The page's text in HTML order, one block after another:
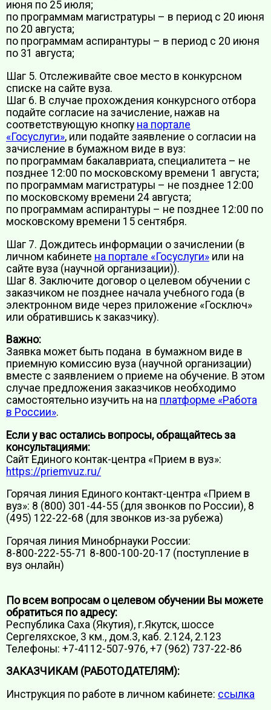
июня по 25 июля;
по программам магистратуры – в период с 20 июня
по 20 августа;
по программам аспирантуры – в период с 20 июня
по 31 августа;
Шаг 5. Отслеживайте свое место в конкурсном
списке на сайте вуза.
Шаг 6. В случае прохождения конкурсного отбора
подайте согласие на зачисление, нажав на
соответствующую кнопку на портале
«Госуслуги», или подайте заявление о согласии на
зачисление в бумажном виде в вуз:
по программам бакалавриата, специалитета – не
позднее 12:00 по московскому времени 1 августа;
по программам магистратуры – не позднее 12:00
по московскому времени 24 августа;
по программам аспирантуры – не позднее 12:00 по
московскому времени 15 сентября.
Шаг 7. Дождитесь информации о зачислении (в
личном кабинете на портале «Госуслуги» или на
сайте вуза (научной организации)).
Шаг 8. Заключите договор о целевом обучении с
заказчиком не позднее начала учебного года (в
электронном виде через приложение «Госключ»
или обратившись к заказчику).
Важно:
Заявка может быть подана в бумажном виде в
приемную комиссию вуза (научной организации)
вместе с заявлением о приеме на обучение. В этом
случае предложения заказчиков необходимо
самостоятельно изучить на на платформе «Работа
в России».
Если у вас остались вопросы, обращайтесь за
консультациями:
Сайт Единого контак-центра «Прием в вуз»:
https://priemvuz.ru/
Горячая линия Единого контакт-центра «Прием в
вуз»: 8 (800) 301-44-55 (для звонков по России), 8
(495) 122-22-68 (для звонков из-за рубежа)
Горячая линия Минобрнауки России:
8-800-222-55-71 8-800-100-20-17 (поступление в
вуз онлайн)
По всем вопросам о целевом обучении Вы можете
обратиться по адресу:
Республика Саха (Якутия), г.Якутск, шоссе
Сергеляхское, 3 км., дом.3, каб. 2.124, 2.123
Телефоны: +7-4112-507-976, +7 (962) 737-22-86
ЗАКАЗЧИКАМ (РАБОТОДАТЕЛЯМ):
Инструкция по работе в личном кабинете: ссылка